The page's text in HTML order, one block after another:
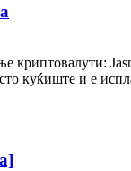
криптовалути:
куќиште и е